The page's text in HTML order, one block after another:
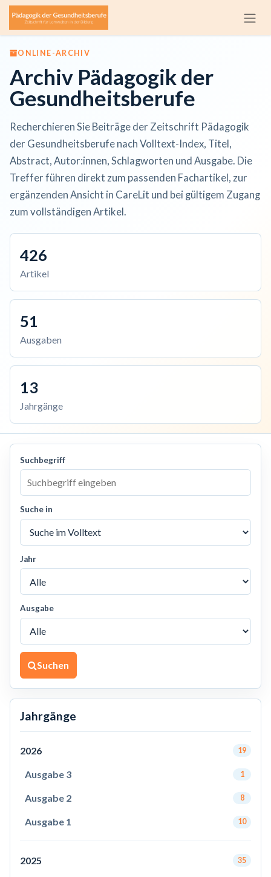
Zum Inhalt springen
ONLINE-ARCHIV
Archiv Pädagogik der
Gesundheitsberufe
Recherchieren Sie Beiträge der Zeitschrift Pädagogik
der Gesundheitsberufe nach Volltext-Index, Titel,
Abstract, Autor:innen, Schlagworten und Ausgabe. Die
Treffer führen direkt zum passenden Fachartikel, zur
ergänzenden Ansicht in CareLit und bei gültigem Zugang
zum vollständigen Artikel.
426
Artikel
51
Ausgaben
13
Jahrgänge
Suchbegriff
Suche in
Jahr
Ausgabe
Suchen
Jahrgänge
2026 19
Ausgabe 3 1
Ausgabe 2 8
Ausgabe 1 10
2025 35